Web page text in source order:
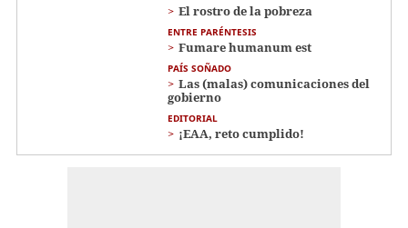
El rostro de la pobreza
ENTRE PARÉNTESIS
Fumare humanum est
PAÍS SOÑADO
Las (malas) comunicaciones del
gobierno
EDITORIAL
¡EAA, reto cumplido!